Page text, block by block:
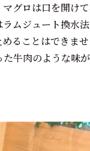
グロは口を開け
ムジュート換水
ることはできま
牛肉のような味が